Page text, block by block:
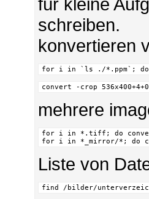
schreiben.
konvertieren
for i in `ls ./*.ppm`;
convert -crop
mehrere
for i in *.tiff; do
for i in *_mirror/*; do
Liste von
find /bilder/